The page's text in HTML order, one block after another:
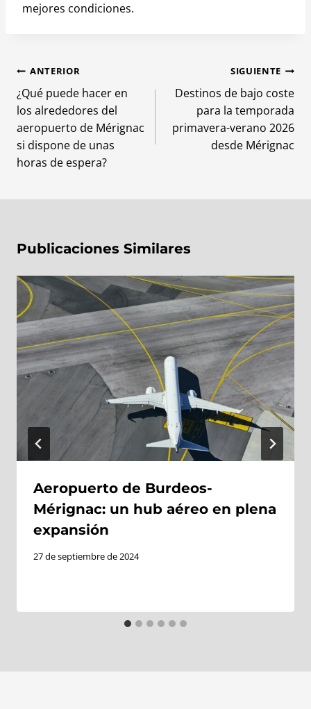
mejores condiciones.
Navegación
de
entradas
ANTERIOR
¿Qué puede hacer en
los alrededores del
aeropuerto de Mérignac
si dispone de unas
horas de espera?
SIGUIENTE
Destinos de bajo coste
para la temporada
primavera-verano 2026
desde Mérignac
Publicaciones Similares
Aeropuerto de Burdeos-
Mérignac: un hub aéreo en plena
expansión
27 de septiembre de 2024